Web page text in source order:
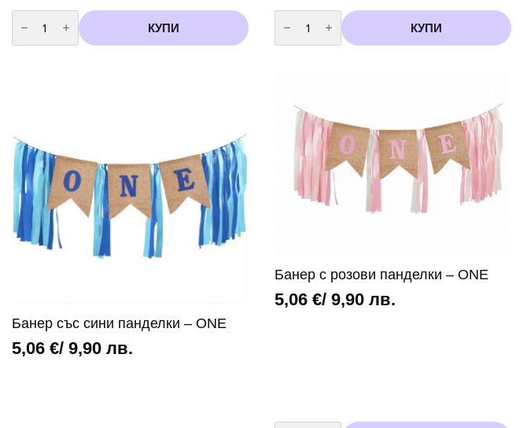
количество
за
Балон
за
КУПИ
количество
за
Балони
за
розово
КУПИ
Банер със сини панделки – ONE
5,06 €/ 9,90 лв.
Банер с розови панделки – ONE
5,06€/ 9,90 лв.